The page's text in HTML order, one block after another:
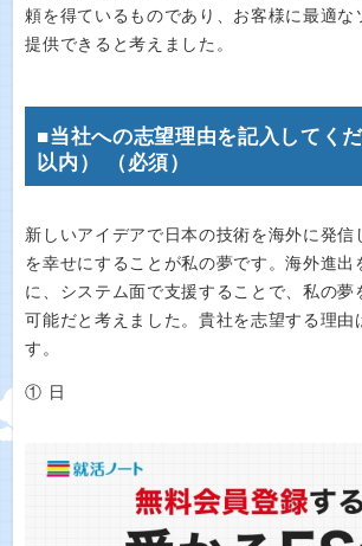
頼を得ているものであり、お客様に最適な
提供できると考えました。
■当社への志望理由を記入してく
以内） （必須）
新しいアイデアで日本の技術を海外に発信
を幸せにすることが私の夢です。海外進出
に、システム面で支援することで、私の夢
可能だと考えました。貴社を志望する理由
す。
① 日